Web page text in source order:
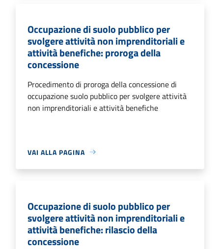
Occupazione di suolo pubblico per
svolgere attività non imprenditoriali e
attività benefiche: proroga della
concessione
Procedimento di proroga della concessione di
occupazione suolo pubblico per svolgere attività
non imprenditoriali e attività benefiche
VAI ALLA PAGINA
Occupazione di suolo pubblico per
svolgere attività non imprenditoriali e
attività benefiche: rilascio della
concessione